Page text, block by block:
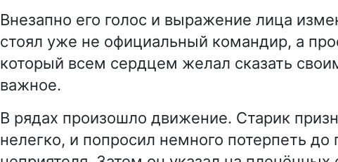
Внезапно его голос и выражение лица
стоял уже не официальный командир, а
который всем сердцем желал сказать
важное.
В рядах произошло движение. Старик
нелегко, и попросил немного потерпеть до